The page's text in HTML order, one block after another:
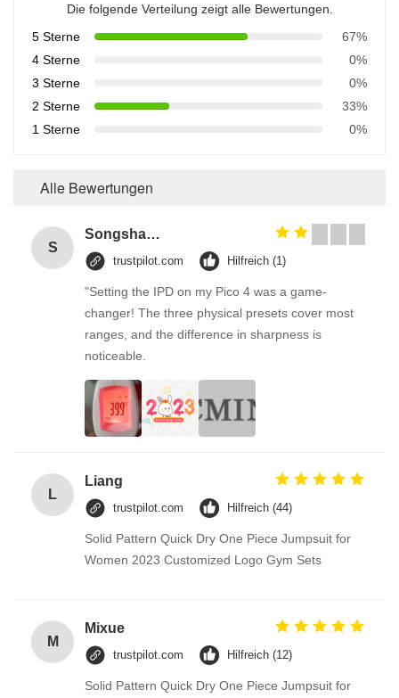
Die folgende Verteilung zeigt alle Bewertungen.
5 Sterne
67%
4 Sterne
0%
3 Sterne
0%
2 Sterne
33%
1 Sterne
0%
Alle Bewertungen
S
Songshang
trustpilot.com Hilfreich (1)
"Setting the IPD on my Pico 4 was a game-
changer! The three physical presets cover most
ranges, and the difference in sharpness is
noticeable.
L
Liang
trustpilot.com Hilfreich (44)
Solid Pattern Quick Dry One Piece Jumpsuit for
Women 2023 Customized Logo Gym Sets
M
Mixue
trustpilot.com Hilfreich (12)
Solid Pattern Quick Dry One Piece Jumpsuit for